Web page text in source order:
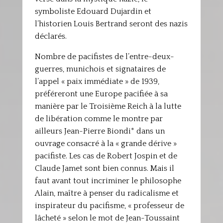
symboliste Edouard Dujardin et
l’historien Louis Bertrand seront des nazis
déclarés.
Nombre de pacifistes de l’entre-deux-
guerres, munichois et signataires de
l’appel « paix immédiate » de 1939,
préféreront une Europe pacifiée à sa
manière par le Troisième Reich à la lutte
de libération comme le montre par
ailleurs Jean-Pierre Biondi* dans un
ouvrage consacré à la « grande dérive »
pacifiste. Les cas de Robert Jospin et de
Claude Jamet sont bien connus. Mais il
faut avant tout incriminer le philosophe
Alain, maître à penser du radicalisme et
inspirateur du pacifisme, « professeur de
lâcheté » selon le mot de Jean-Toussaint